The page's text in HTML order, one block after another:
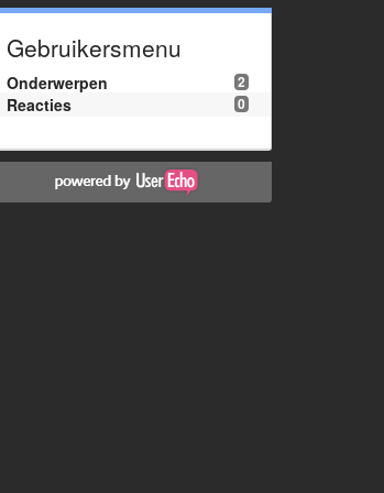
Gebruikersmenu
2
Onderwerpen
0
Reacties